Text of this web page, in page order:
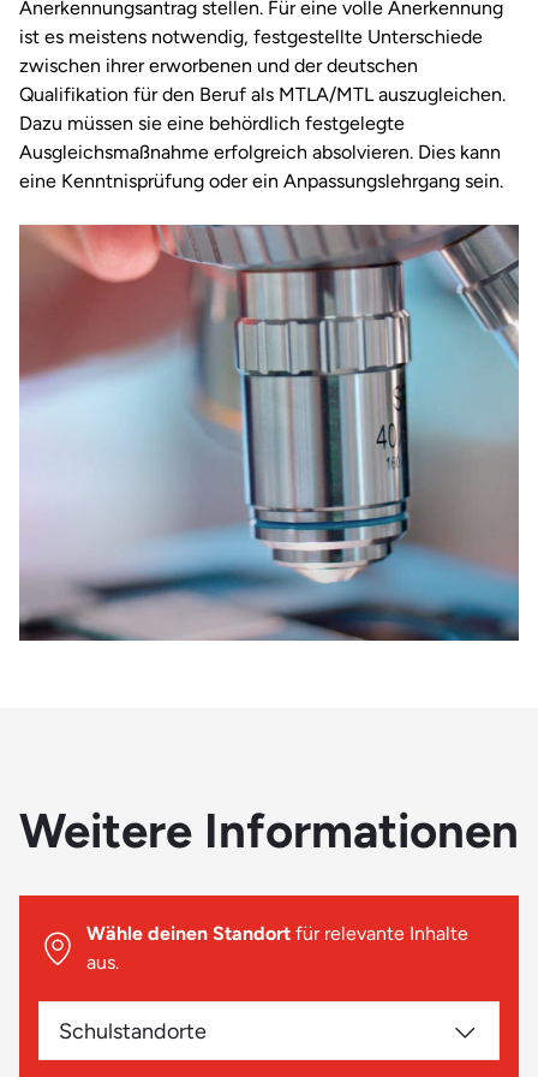
Anerkennungsantrag stellen. Für eine volle Anerkennung
ist es meistens notwendig, festgestellte Unterschiede
zwischen ihrer erworbenen und der deutschen
Qualifikation für den Beruf als MTLA/MTL auszugleichen.
Dazu müssen sie eine behördlich festgelegte
Ausgleichsmaßnahme erfolgreich absolvieren. Dies kann
eine Kenntnisprüfung oder ein Anpassungslehrgang sein.
Weitere Informationen
Wähle deinen Standort für relevante Inhalte
aus.
Schulstandorte